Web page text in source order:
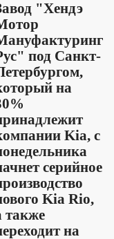
"Хендэ
под Санкт-
на
Kia, с
серийное
Kia Rio,
также
на